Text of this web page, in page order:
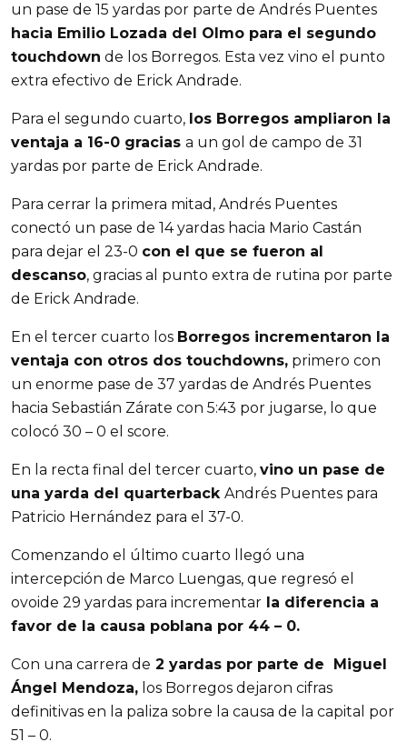
un pase de 15 yardas por parte de Andrés Puentes
hacia Emilio Lozada del Olmo para el segundo
touchdown de los Borregos. Esta vez vino el punto
extra efectivo de Erick Andrade.
Para el segundo cuarto, los Borregos ampliaron la
ventaja a 16-0 gracias a un gol de campo de 31
yardas por parte de Erick Andrade.
Para cerrar la primera mitad, Andrés Puentes
conectó un pase de 14 yardas hacia Mario Castán
para dejar el 23-0 con el que se fueron al
descanso, gracias al punto extra de rutina por parte
de Erick Andrade.
En el tercer cuarto los Borregos incrementaron la
ventaja con otros dos touchdowns, primero con
un enorme pase de 37 yardas de Andrés Puentes
hacia Sebastián Zárate con 5:43 por jugarse, lo que
colocó 30 – 0 el score.
En la recta final del tercer cuarto, vino un pase de
una yarda del quarterback Andrés Puentes para
Patricio Hernández para el 37-0.
Comenzando el último cuarto llegó una
intercepción de Marco Luengas, que regresó el
ovoide 29 yardas para incrementar la diferencia a
favor de la causa poblana por 44 – 0.
Con una carrera de 2 yardas por parte de Miguel
Ángel Mendoza, los Borregos dejaron cifras
definitivas en la paliza sobre la causa de la capital por
51 – 0.